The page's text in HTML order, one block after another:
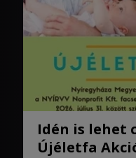
Idén is lehet
Újéletfa